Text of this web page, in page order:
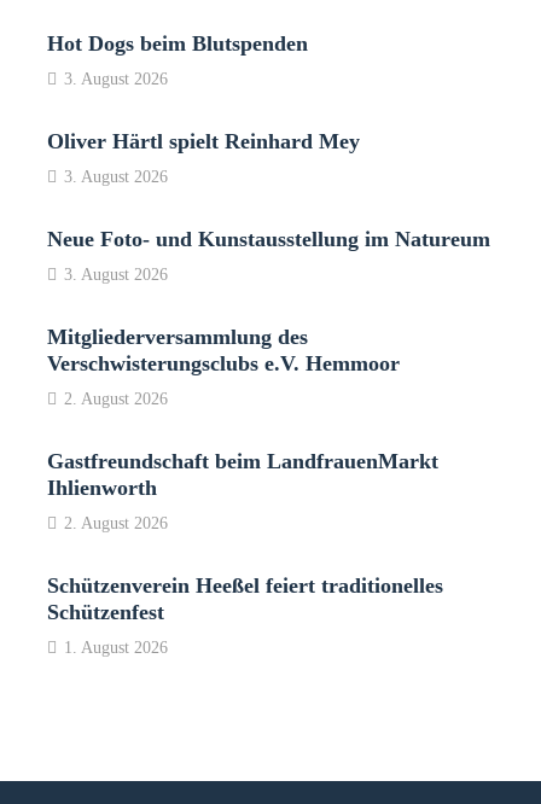
Hot Dogs beim Blutspenden
3. August 2026
Oliver Härtl spielt Reinhard Mey
3. August 2026
Neue Foto- und Kunstausstellung im Natureum
3. August 2026
Mitgliederversammlung des
Verschwisterungsclubs e.V. Hemmoor
2. August 2026
Gastfreundschaft beim LandfrauenMarkt
Ihlienworth
2. August 2026
Schützenverein Heeßel feiert traditionelles
Schützenfest
1. August 2026